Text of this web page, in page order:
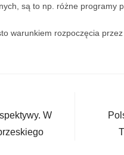
są to np. różne programy
warunkiem rozpoczęcia
W